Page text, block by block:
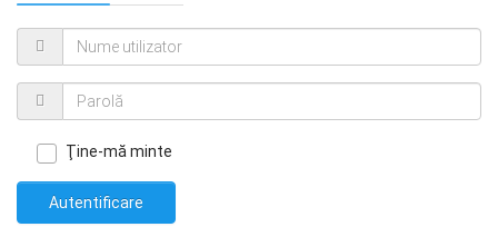
Ţine-mă minte
Autentificare